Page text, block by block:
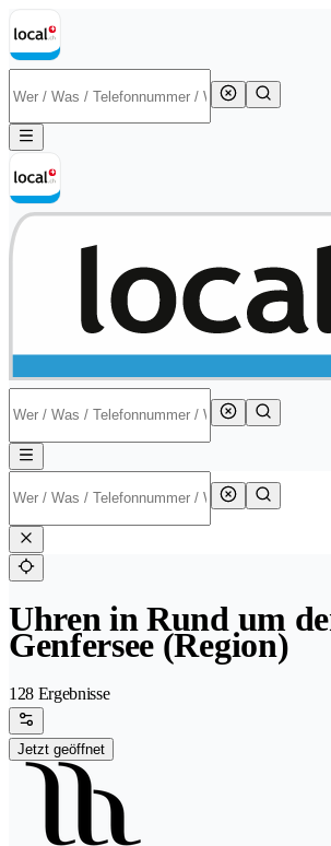
Uhren in Rund um
Genfersee (Region)
128 Ergebnisse
Jetzt geöffnet